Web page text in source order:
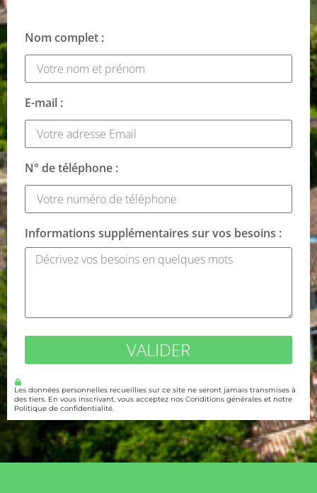
Nom complet :
E-mail :
N° de téléphone :
Informations supplémentaires sur vos besoins :
VALIDER
Les données personnelles recueillies sur ce site ne seront jamais transmises à
des tiers. En vous inscrivant, vous acceptez nos Conditions générales et notre
Politique de confidentialité.